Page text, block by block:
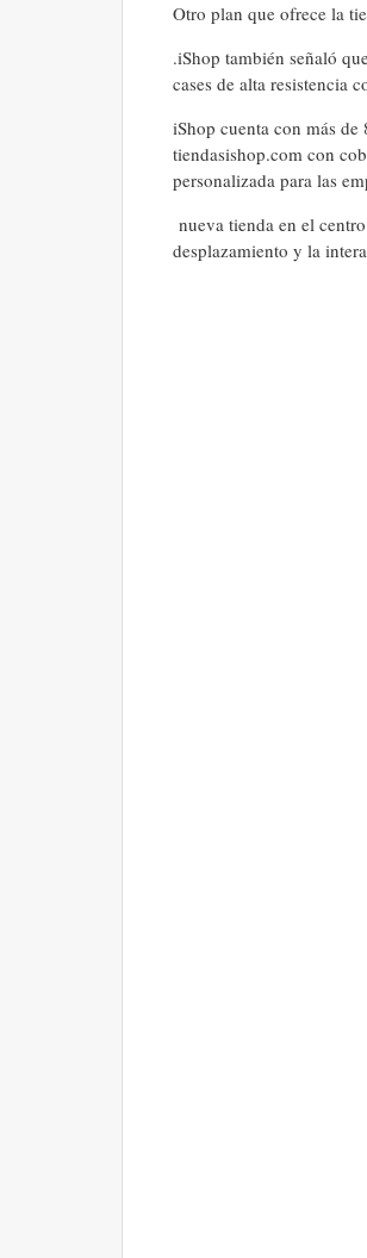
Otro plan que ofrece la
.iShop también señaló
cases de alta resistencia
iShop cuenta con más
tiendasishop.com con
personalizada para las
nueva tienda en el
desplazamiento y la